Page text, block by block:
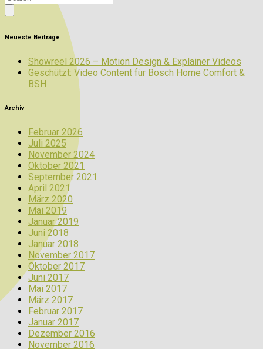
Neueste Beiträge
Showreel 2026 – Motion Design & Explainer Videos
Geschützt: Video Content für Bosch Home Comfort &
BSH
Archiv
Februar 2026
Juli 2025
November 2024
Oktober 2021
September 2021
April 2021
März 2020
Mai 2019
Januar 2019
Juni 2018
Januar 2018
November 2017
Oktober 2017
Juni 2017
Mai 2017
März 2017
Februar 2017
Januar 2017
Dezember 2016
November 2016